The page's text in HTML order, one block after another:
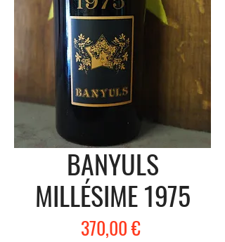
BANYULS
MILLÉSIME 1975
370,00 €Prix